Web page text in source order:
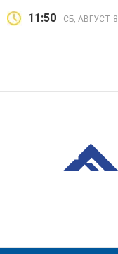
11:50 СБ, АВГУСТ 8